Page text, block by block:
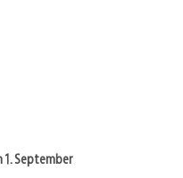
1. September